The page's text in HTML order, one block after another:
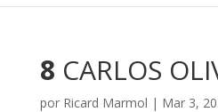
8 CARLOS
por Ricard Marmol | Mar 3,